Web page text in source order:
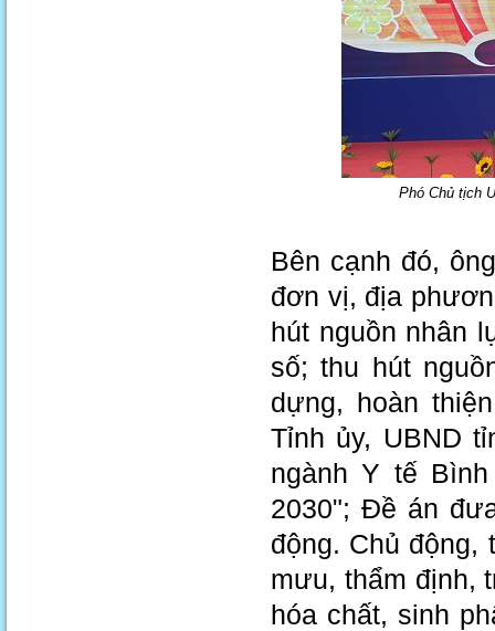
Phó Chủ tịch
Bên cạnh đó,
đơn vị, địa
hút nguồn nhân
số; thu hút
dựng, hoàn
Tỉnh ủy, UBND
ngành Y tế
2030"; Đề án
động. Chủ động,
mưu, thẩm định,
hóa chất, sinh